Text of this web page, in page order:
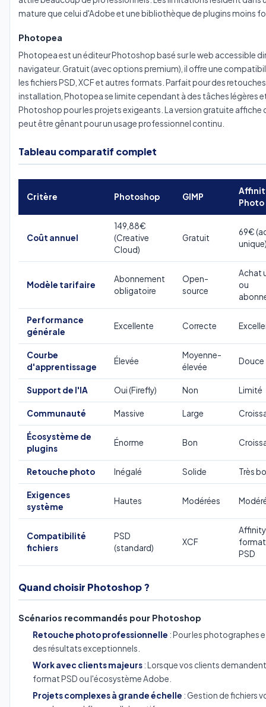
mature que celui d'Adobe et une bibliothèque de plugins moins
Photopea
Photopea est un éditeur Photoshop basé sur le web accessible
navigateur. Gratuit (avec options premium), il offre une
les fichiers PSD, XCF et autres formats. Parfait pour des
installation, Photopea se limite cependant à des tâches légères
Photoshop pour les projets exigeants. La version gratuite affiche
peut être gênant pour un usage professionnel continu.
Tableau comparatif complet
Critère Photoshop GIMP
Photo
Coût annuel
149,88€
(Creative
Cloud)
Gratuit
69€
Modèle tarifaire
Abonnement
obligatoire
Open-
source
Achat
ou
Performance
générale
Excellente Correcte
Courbe
d'apprentissage
Élevée
Moyenne-
élevée
Douce
Support de l'IA Oui (Firefly) Non Limité
Communauté Massive Large
Écosystème de
plugins
Énorme Bon
Retouche photo Inégalé Solide Très
Exigences
système
Hautes Modérées
Compatibilité
fichiers
PSD
(standard)
XCF
Affinity
PSD
Quand choisir Photoshop ?
Scénarios recommandés pour Photoshop
Retouche photo professionnelle : Pour les photographes
des résultats exceptionnels.
Work avec clients majeurs: Lorsque vos clients
format PSD ou l'écosystème Adobe.
Projets complexes à grande échelle : Gestion de fichiers